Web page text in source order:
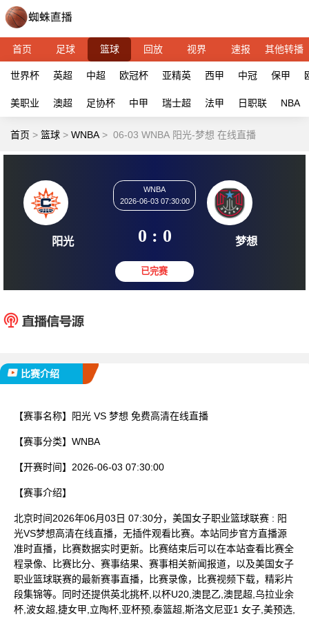
首页 足球 篮球 回放 视界 速报 其他转播
世界杯 英超 中超 欧冠杯 亚精英 西甲 中冠 保甲
美职业 澳超 足协杯 中甲 瑞士超 法甲 日职联 NBA
首页 > 篮球 > WNBA > 06-03 WNBA 阳光-梦想 在线直播
阳光
2026-06-03 07:30:00
0 : 0 梦
比赛介绍
【赛事名称】 阳光 VS 梦想 免费高清在线直播
【赛事分类】 WNBA
【开赛时间】 2026-06-03 07:30:00
【赛事介绍】
北京时间2026年06月03日 07:30分，美国女子职业篮球联赛 : 阳
光VS梦想高清在线直播，无插件观看比赛。本站同步官方直播源
准时直播，比赛数据实时更新。比赛结束后可以在本站查看比赛全
程录像、比赛比分、赛事结果、赛事相关新闻报道，以及美国女子
职业篮球联赛的最新赛事直播，比赛录像，比赛视频下载，精彩片
段集锦等。同时还提供英北挑杯,以杯U20,澳昆乙,澳昆超,乌拉业余
杯,波女超,捷女甲,立陶杯,亚杯预,泰篮超,斯洛文尼亚1 女子,美预选,